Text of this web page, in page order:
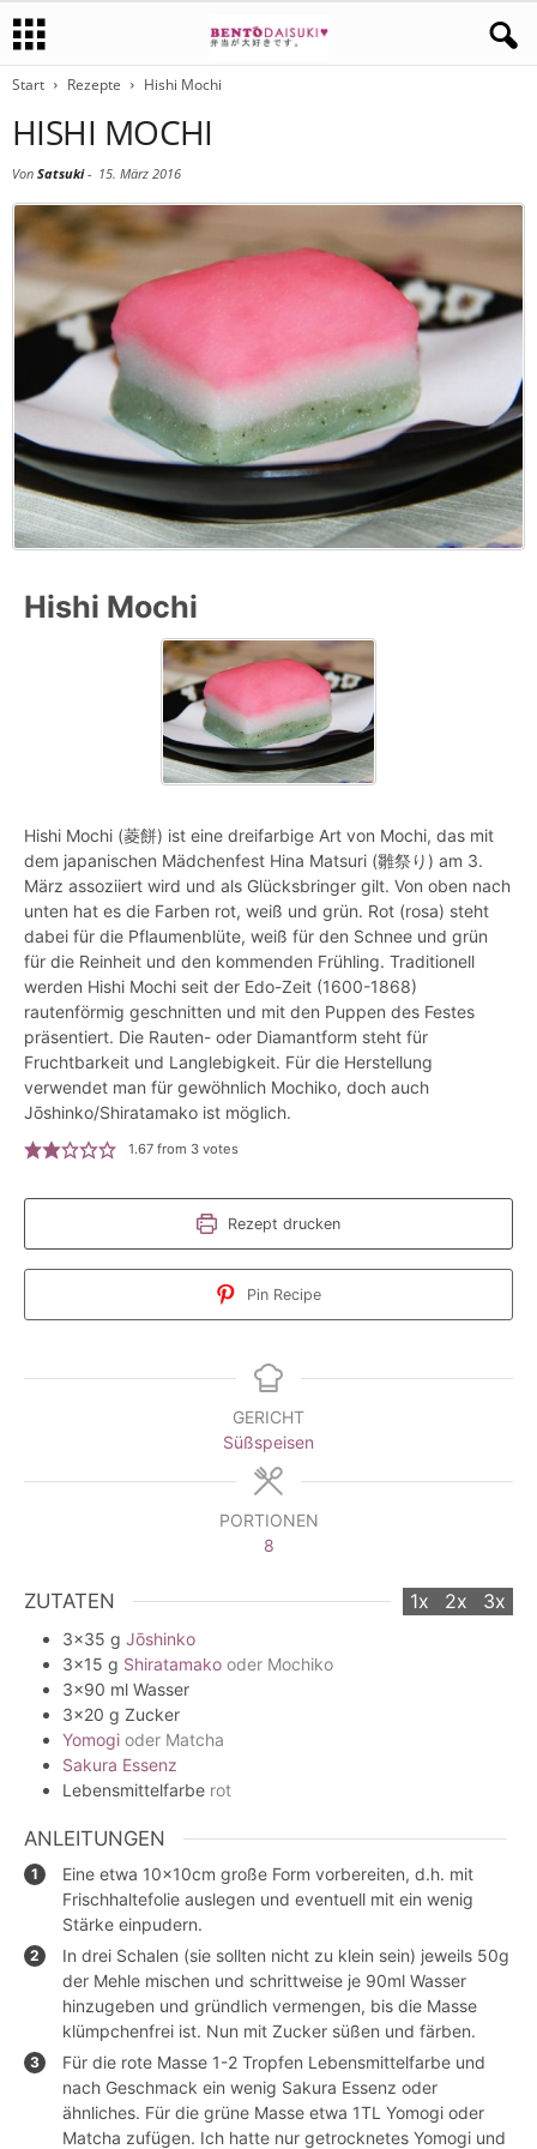
Start Rezepte Hishi Mochi
HISHI MOCHI
Von Satsuki- 15. März 2016
Hishi Mochi
Hishi Mochi (菱餅) ist eine dreifarbige Art von Mochi, das mit
dem japanischen Mädchenfest Hina Matsuri (雛祭り) am 3.
März assoziiert wird und als Glücksbringer gilt. Von oben nach
unten hat es die Farben rot, weiß und grün. Rot (rosa) steht
dabei für die Pflaumenblüte, weiß für den Schnee und grün
für die Reinheit und den kommenden Frühling. Traditionell
werden Hishi Mochi seit der Edo-Zeit (1600-1868)
rautenförmig geschnitten und mit den Puppen des Festes
präsentiert. Die Rauten- oder Diamantform steht für
Fruchtbarkeit und Langlebigkeit. Für die Herstellung
verwendet man für gewöhnlich Mochiko, doch auch
Jōshinko/Shiratamako ist möglich.
1.67from 3votes
Rezept drucken
Pin Recipe
GERICHT
Süßspeisen
PORTIONEN
8
ZUTATEN 1x 2x 3x
3x35 g Jōshinko
3x15 g Shiratamako oder Mochiko
3x90 ml Wasser
3x20 g Zucker
Yomogi oder Matcha
Sakura Essenz
Lebensmittelfarbe rot
ANLEITUNGEN
Eine etwa 10x10cm große Form vorbereiten, d.h. mit
Frischhaltefolie auslegen und eventuell mit ein wenig
Stärke einpudern.
In drei Schalen (sie sollten nicht zu klein sein) jeweils 50g
der Mehle mischen und schrittweise je 90ml Wasser
hinzugeben und gründlich vermengen, bis die Masse
klümpchenfrei ist. Nun mit Zucker süßen und färben.
Für die rote Masse 1-2 Tropfen Lebensmittelfarbe und
nach Geschmack ein wenig Sakura Essenz oder
ähnliches. Für die grüne Masse etwa 1TL Yomogi oder
Matcha zufügen. Ich hatte nur getrocknetes Yomogi und